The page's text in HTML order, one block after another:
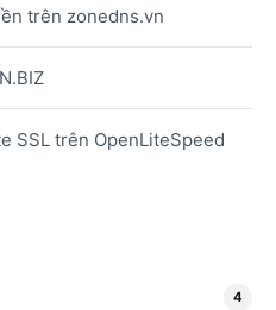
trên zonedns.vn
SSL trên OpenLiteSpeed
4